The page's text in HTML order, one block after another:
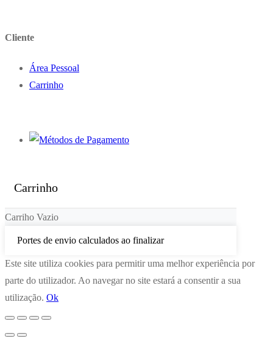
Cliente
Área Pessoal
Carrinho
Carrinho
Carriho Vazio
Portes de envio calculados ao finalizar
Este site utiliza cookies para permitir uma melhor experiência por
parte do utilizador. Ao navegar no site estará a consentir a sua
utilização. Ok